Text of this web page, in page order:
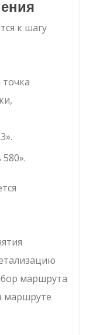
к шагу
точка
маршрута
маршруте